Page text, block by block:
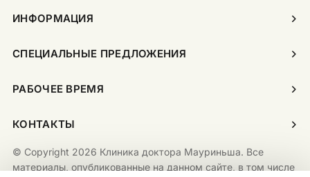
ИНФОРМАЦИЯ
СПЕЦИАЛЬНЫЕ ПРЕДЛОЖЕНИЯ
РАБОЧЕЕ ВРЕМЯ
КОНТАКТЫ
© Copyright 2026 Клиника доктора Мауриньша. Все
материалы, опубликованные на данном сайте, в том числе